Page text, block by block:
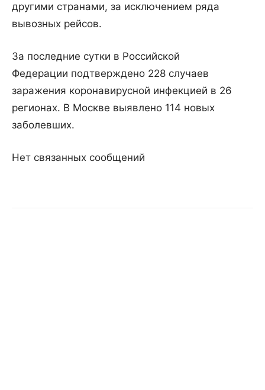
другими странами, за исключением ряда
вывозных рейсов.
За последние сутки в Российской
Федерации подтверждено 228 случаев
заражения коронавирусной инфекцией в 26
регионах. В Москве выявлено 114 новых
заболевших.
Нет связанных сообщений